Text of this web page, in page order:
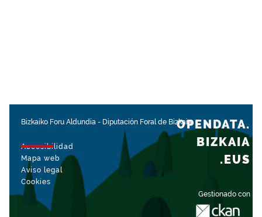
Bizkaiko Foru Aldundia - Diputación Foral de Bizkaia
Accesibilidad
Mapa web
Aviso legal
Cookies
Gestionado con
OPENDATA.
BIZKAIA
.EUS